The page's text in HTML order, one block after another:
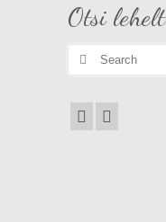
Otsi lehelt
Search